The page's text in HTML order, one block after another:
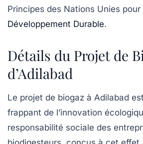
Principes des Nations Unies pour
Développement Durable.
Détails du Projet de
d’Adilabad
Le projet de biogaz à Adilabad
frappant de l’innovation
responsabilité sociale des